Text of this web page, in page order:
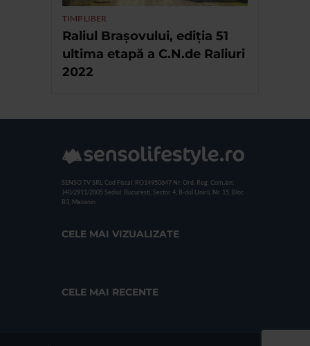
TIMP LIBER
Raliul Brașovului, ediția 51
ultima etapă a C.N.de Raliuri
2022
SENSO TV SRL Cod Fiscal: RO14950647 Nr. Ord. Reg. Com./an:
J40/2911/2005 Sediul: Bucuresti, Sector 4, B-dul Unirii, Nr. 15, Bloc
B3, Mezanin
CELE MAI VIZUALIZATE
CELE MAI RECENTE